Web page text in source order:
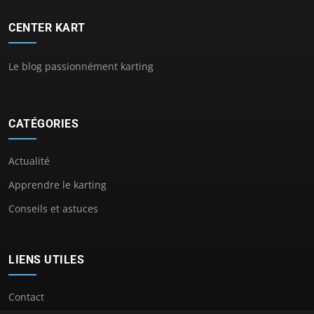
CENTER KART
Le blog passionnément karting
CATÉGORIES
Actualité
Apprendre le karting
Conseils et astuces
LIENS UTILES
Contact